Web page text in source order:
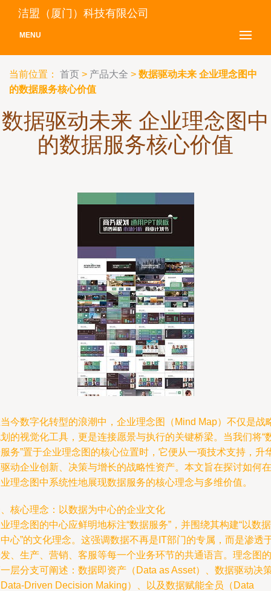
洁盟（厦门）科技有限公司
MENU
当前位置： 首页 > 产品大全 > 数据驱动未来 企业理念图中
的数据服务核心价值
数据驱动未来 企业理念图中
的数据服务核心价值
今数字化转型的浪潮中，企业理念图（Mind Map）不仅是战
的视觉化工具，更是连接愿景与执行的关键桥梁。当我们将“
务”置于企业理念图的核心位置时，它便从一项技术支持，升
动企业创新、决策与增长的战略性资产。本文旨在探讨如何在
理念图中系统性地展现数据服务的核心理念与多维价值。
核心理念：以数据为中心的企业文化
理念图的中心应鲜明地标注“数据服务”，并围绕其构建“以数据
心”的文化理念。这强调数据不再是IT部门的专属，而是渗透
、生产、营销、客服等每一个业务环节的共通语言。理念图的
层分支可阐述：数据即资产（Data as Asset）、数据驱动决
Driven Decision Making）、以及数据赋能全员（Data